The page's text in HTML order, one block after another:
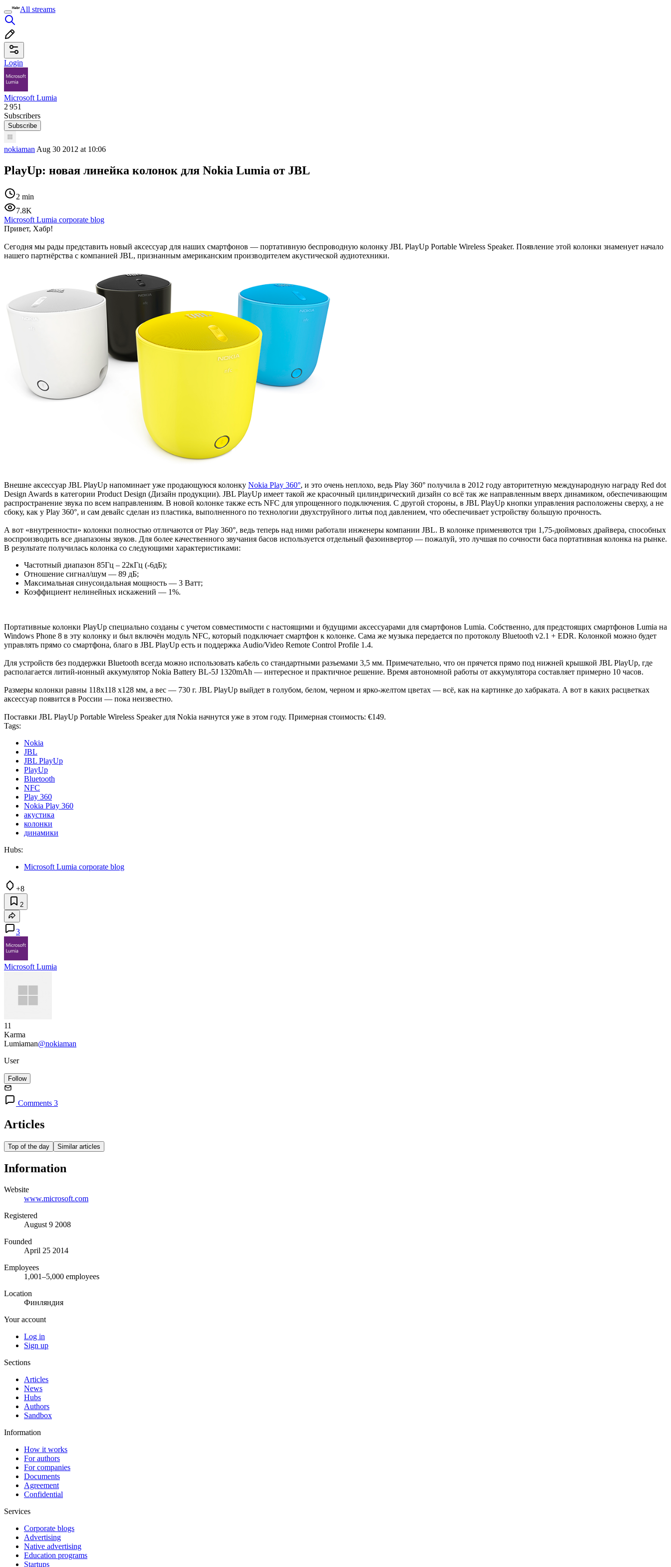
All streams
Login
Microsoft Lumia
2 951
Subscribers
Subscribe
nokiaman Aug 30 2012 at 10:06
PlayUp: новая линейка колонок для Nokia Lumia от JBL
2 min
7.8K
Microsoft Lumia corporate blog
Привет, Хабр!
Сегодня мы рады представить новый аксессуар для наших смартфонов — портативную беспроводную колонку JBL PlayUp Portable Wireless Speaker. Появление этой колонки знаменует начало
нашего партнёрства с компанией JBL, признанным американским производителем акустической аудиотехники.
Внешне аксессуар JBL PlayUp напоминает уже продающуюся колонку Nokia Play 360°, и это очень неплохо, ведь Play 360° получила в 2012 году авторитетную международную награду Red dot
Design Awards в категории Product Design (Дизайн продукции). JBL PlayUp имеет такой же красочный цилиндрический дизайн со всё так же направленным вверх динамиком, обеспечивающим
распространение звука по всем направлениям. В новой колонке также есть NFC для упрощенного подключения. С другой стороны, в JBL PlayUp кнопки управления расположены сверху, а не
сбоку, как у Play 360°, и сам девайс сделан из пластика, выполненного по технологии двухструйного литья под давлением, что обеспечивает устройству большую прочность.
А вот «внутренности» колонки полностью отличаются от Play 360°, ведь теперь над ними работали инженеры компании JBL. В колонке применяются три 1,75-дюймовых драйвера, способных
воспроизводить все диапазоны звуков. Для более качественного звучания басов используется отдельный фазоинвертор — пожалуй, это лучшая по сочности баса портативная колонка на рынке.
В результате получилась колонка со следующими характеристиками:
Частотный диапазон 85Гц – 22кГц (-6дБ);
Отношение сигнал/шум — 89 дБ;
Максимальная синусоидальная мощность — 3 Ватт;
Коэффициент нелинейных искажений — 1%.
Портативные колонки PlayUp специально созданы с учетом совместимости с настоящими и будущими аксессуарами для смартфонов Lumia. Собственно, для предстоящих смартфонов Lumia на
Windows Phone 8 в эту колонку и был включён модуль NFC, который подключает смартфон к колонке. Сама же музыка передается по протоколу Bluetooth v2.1 + EDR. Колонкой можно будет
управлять прямо со смартфона, благо в JBL PlayUp есть и поддержка Audio/Video Remote Control Profile 1.4.
Для устройств без поддержки Bluetooth всегда можно использовать кабель со стандартными разъемами 3,5 мм. Примечательно, что он прячется прямо под нижней крышкой JBL PlayUp, где
располагается литий-ионный аккумулятор Nokia Battery BL-5J 1320mAh — интересное и практичное решение. Время автономной работы от аккумулятора составляет примерно 10 часов.
Размеры колонки равны 118x118 x128 мм, а вес — 730 г. JBL PlayUp выйдет в голубом, белом, черном и ярко-желтом цветах — всё, как на картинке до хабраката. А вот в каких расцветках
аксессуар появится в России — пока неизвестно.
Поставки JBL PlayUp Portable Wireless Speaker для Nokia начнутся уже в этом году. Примерная стоимость: €149.
Tags:
Nokia
JBL
JBL PlayUp
PlayUp
Bluetooth
NFC
Play 360
Nokia Play 360
акустика
колонки
динамики
Hubs:
Microsoft Lumia corporate blog
+8
2
3
Microsoft Lumia
11
Karma
Lumiaman@nokiaman
User
Follow
Comments 3
Articles
Top of the day Similar articles
Information
Website
www.microsoft.com
Registered
August 9 2008
Founded
April 25 2014
Employees
1,001–5,000 employees
Location
Финляндия
Your account
Log in
Sign up
Sections
Articles
News
Hubs
Authors
Sandbox
Information
How it works
For authors
For companies
Documents
Agreement
Confidential
Services
Corporate blogs
Advertising
Native advertising
Education programs
Startups